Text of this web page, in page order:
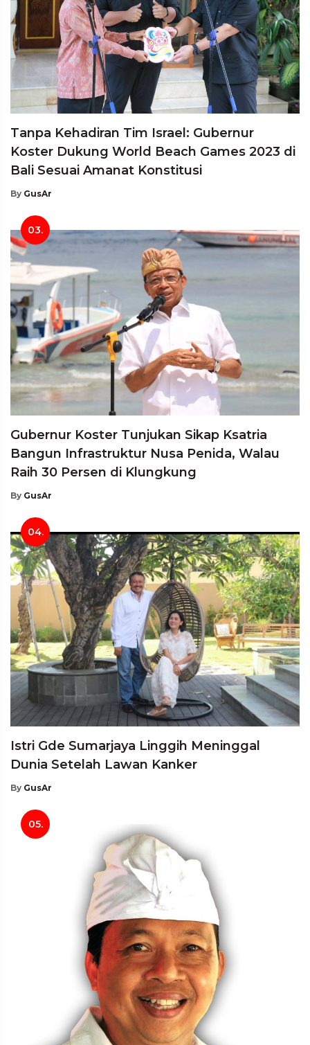
Tanpa Kehadiran Tim Israel: Gubernur
Koster Dukung World Beach Games 2023 di
Bali Sesuai Amanat Konstitusi
By GusAr
03.
Gubernur Koster Tunjukan Sikap Ksatria
Bangun Infrastruktur Nusa Penida, Walau
Raih 30 Persen di Klungkung
By GusAr
04.
Istri Gde Sumarjaya Linggih Meninggal
Dunia Setelah Lawan Kanker
By GusAr
05.